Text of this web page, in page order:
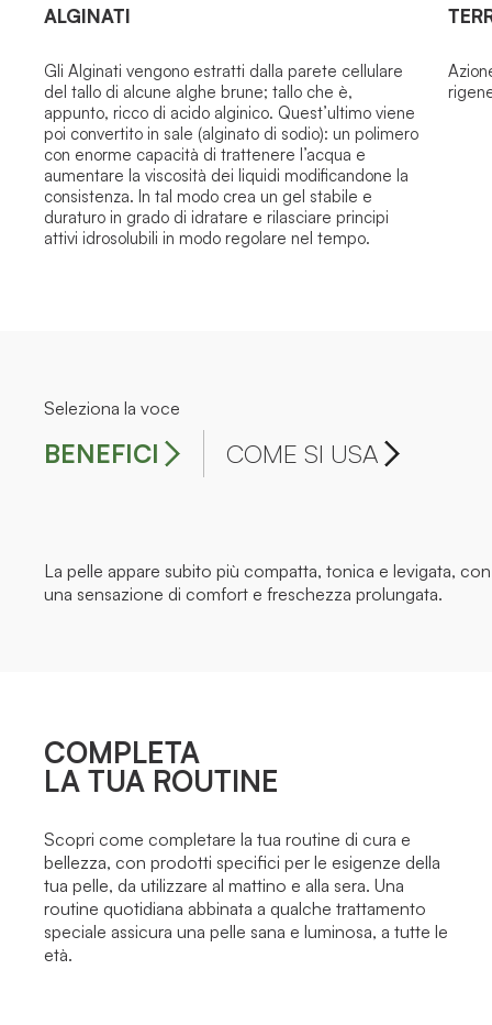
ALGINATI
Gli Alginati vengono estratti dalla parete cellulare
del tallo di alcune alghe brune; tallo che è,
appunto, ricco di acido alginico. Quest’ultimo viene
poi convertito in sale (alginato di sodio): un polimero
con enorme capacità di trattenere l’acqua e
aumentare la viscosità dei liquidi modificandone la
consistenza. In tal modo crea un gel stabile e
duraturo in grado di idratare e rilasciare principi
attivi idrosolubili in modo regolare nel tempo.
Seleziona la voce
BENEFICI COME SI USA
La pelle appare subito più compatta, tonica e levigata, con
una sensazione di comfort e freschezza prolungata.
COMPLETA
LA TUA ROUTINE
Scopri come completare la tua routine di cura e
bellezza, con prodotti specifici per le esigenze della
tua pelle, da utilizzare al mattino e alla sera. Una
routine quotidiana abbinata a qualche trattamento
speciale assicura una pelle sana e luminosa, a tutte le
età.